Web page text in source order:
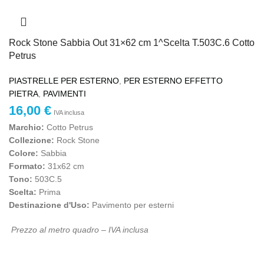
Rock Stone Sabbia Out 31×62 cm 1^Scelta T.503C.6 Cotto
Petrus
PIASTRELLE PER ESTERNO PER ESTERNO EFFETTO
PIETRA PAVIMENTI
16,00 € IVA inclusa
Marchio: Cotto Petrus
Collezione: Rock Stone
Colore: Sabbia
Formato: 31x62 cm
Tono: 503C.5
Scelta: Prima
Destinazione d'Uso: Pavimento per esterni
Prezzo al metro quadro – IVA inclusa